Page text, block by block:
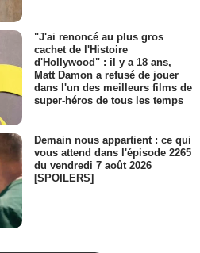
"J'ai renoncé au plus gros
cachet de l'Histoire
d'Hollywood" : il y a 18 ans,
Matt Damon a refusé de jouer
dans l'un des meilleurs films de
super-héros de tous les temps
Demain nous appartient : ce qui
vous attend dans l'épisode 2265
du vendredi 7 août 2026
[SPOILERS]